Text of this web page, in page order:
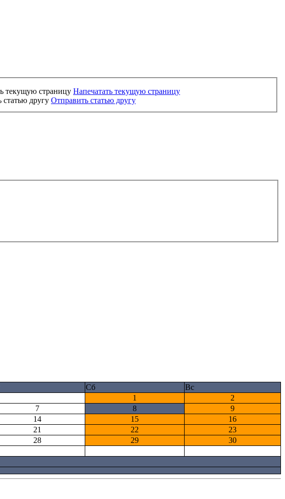
Напечатать текущую страницу
Отправить статью другу
Сб
Вс
1
2
7 8
9
14 15
16
21 22
23
28 29
30